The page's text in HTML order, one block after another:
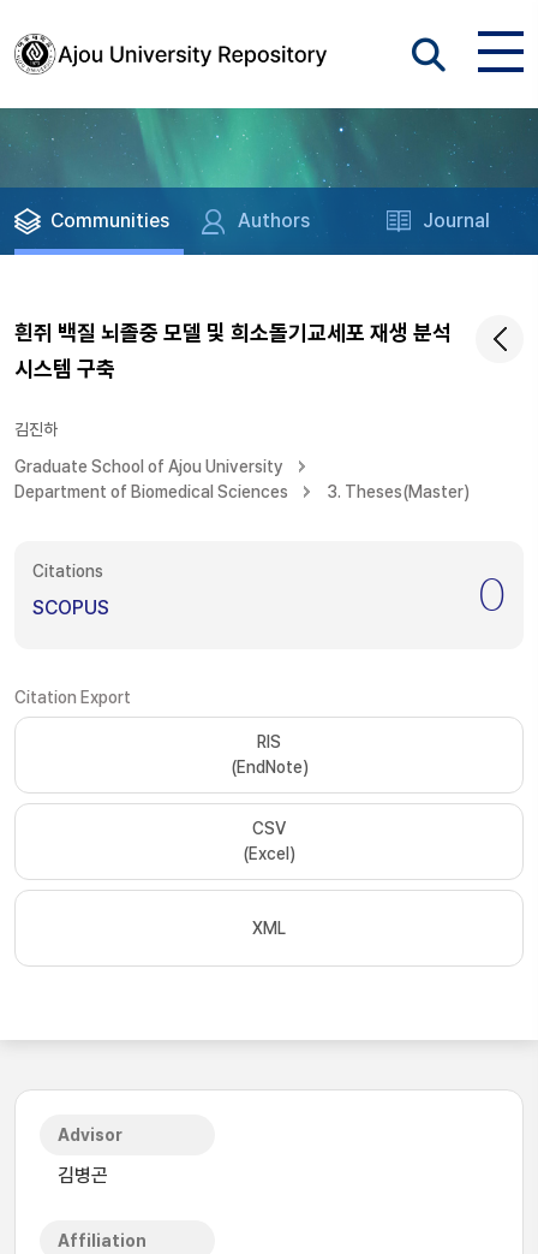
Communities Authors Journal
흰쥐 백질 뇌졸중 모델 및 희소돌기교세포 재생 분석
시스템 구축
김진하
Graduate School of Ajou University
Department of Biomedical Sciences
3. Theses(Master)
Citations
SCOPUS 0
Citation Export
RIS
(EndNote)
CSV
(Excel)
XML
Advisor
김병곤
Affiliation